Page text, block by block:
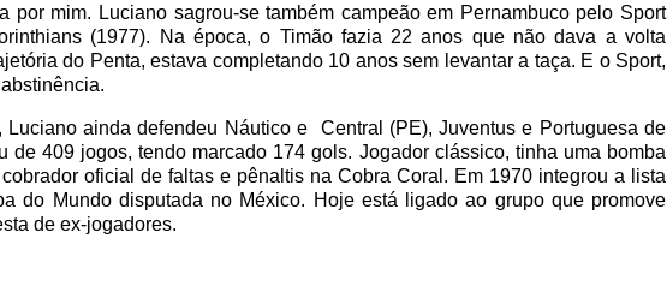
por mim. Luciano sagrou-se também campeão em Pernambuco pelo Sport
(1977). Na época, o Timão fazia 22 anos que não dava a volta
do Penta, estava completando 10 anos sem levantar a taça. E o Sport,
ainda defendeu Náutico e
Central (PE), Juventus e Portuguesa de
de 409 jogos, tendo marcado 174 gols. Jogador clássico, tinha uma bomba
oficial de faltas e pênaltis na Cobra Coral. Em 1970 integrou a lista
do Mundo disputada no México. Hoje está ligado ao grupo que promove
de ex-jogadores.